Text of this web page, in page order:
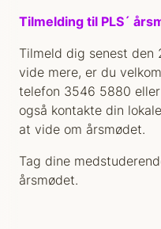
Tilmelding til PLS´
Tilmeld dig senest den
vide mere, er du
telefon 3546 5880
også kontakte din
at vide om årsmødet.
Tag dine
årsmødet.